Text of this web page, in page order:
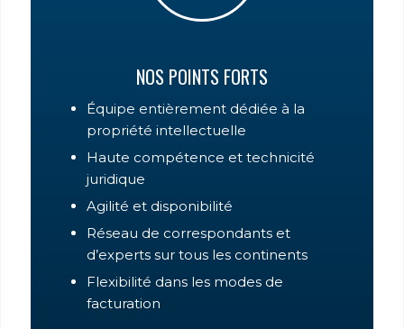
NOS POINTS FORTS
Équipe entièrement dédiée à la
propriété intellectuelle
Haute compétence et technicité
juridique
Agilité et disponibilité
Réseau de correspondants et
d’experts sur tous les continents
Flexibilité dans les modes de
facturation